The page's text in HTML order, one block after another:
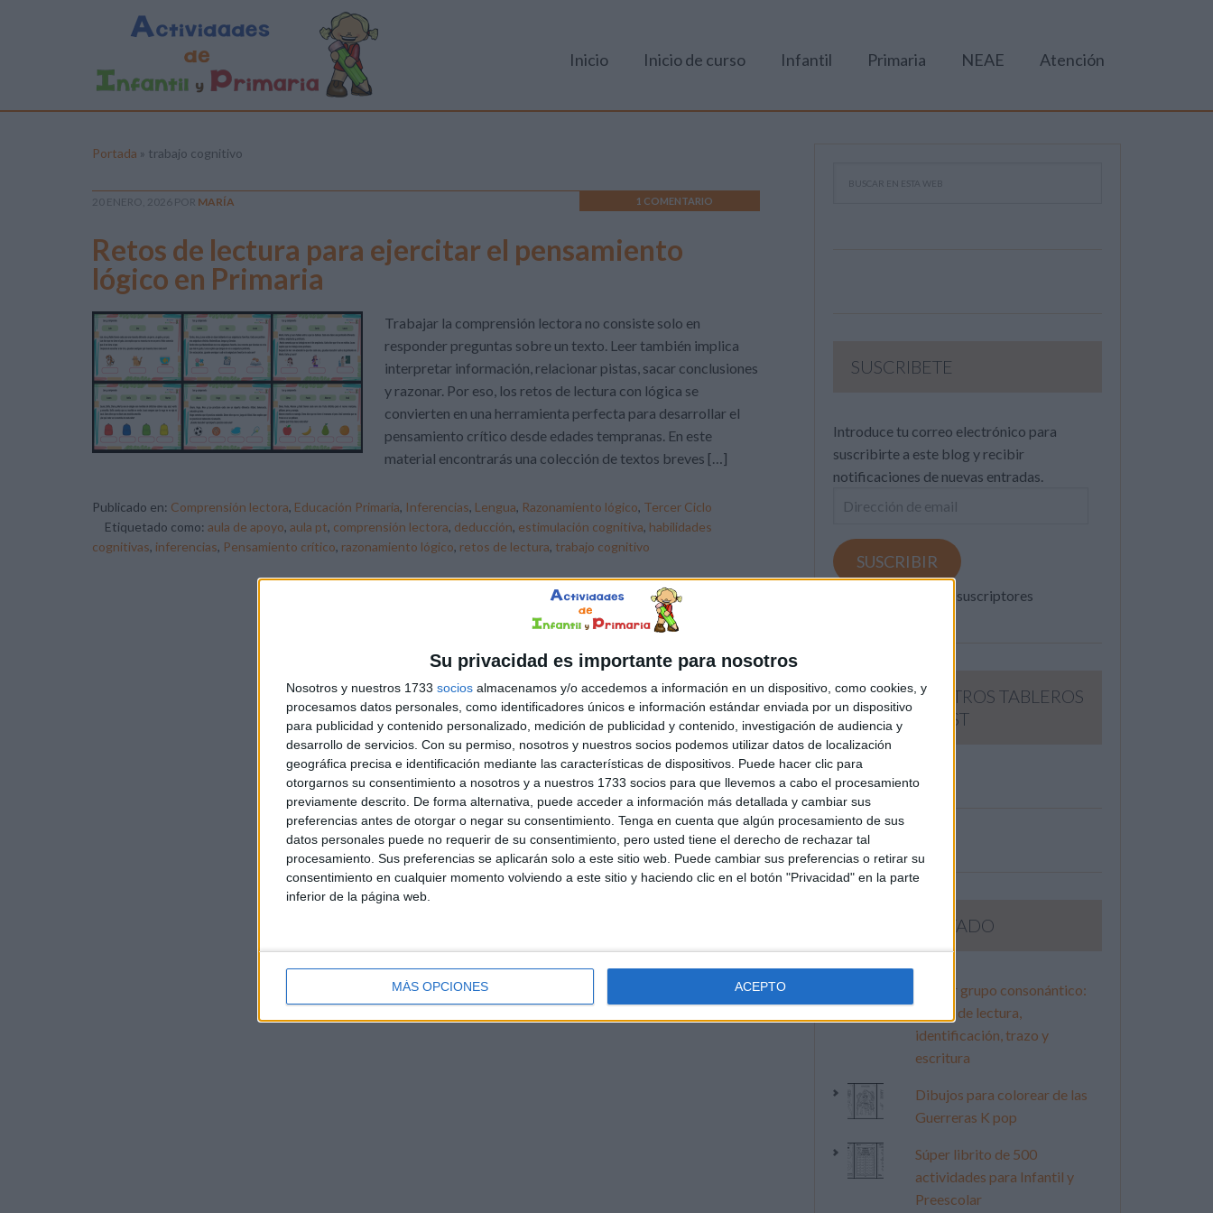
Su privacidad es importante para nosotros
Nosotros y nuestros 1733 socios almacenamos y/o accedemos a información en un dispositivo, como cookies, y
procesamos datos personales, como identificadores únicos e información estándar enviada por un dispositivo
para publicidad y contenido personalizado, medición de publicidad y contenido, investigación de audiencia y
desarrollo de servicios. Con su permiso, nosotros y nuestros socios podemos utilizar datos de localización
geográfica precisa e identificación mediante las características de dispositivos. Puede hacer clic para
otorgarnos su consentimiento a nosotros y a nuestros 1733 socios para que llevemos a cabo el procesamiento
previamente descrito. De forma alternativa, puede acceder a información más detallada y cambiar sus
preferencias antes de otorgar o negar su consentimiento. Tenga en cuenta que algún procesamiento de sus
datos personales puede no requerir de su consentimiento, pero usted tiene el derecho de rechazar tal
procesamiento. Sus preferencias se aplicarán solo a este sitio web. Puede cambiar sus preferencias o retirar su
consentimiento en cualquier momento volviendo a este sitio y haciendo clic en el botón "Privacidad" en la parte
inferior de la página web.
MÁS OPCIONES ACEPTO
Inicio Inicio de curso Infantil Primaria NEAE Atención
Portada » trabajo cognitivo
20 ENERO, 2026 POR MARÍA 1 COMENTARIO
Retos de lectura para ejercitar el pensamiento
lógico en Primaria
Trabajar la comprensión lectora no consiste solo en
responder preguntas sobre un texto. Leer también implica
interpretar información, relacionar pistas, sacar conclusiones
y razonar. Por eso, los retos de lectura con lógica se
convierten en una herramienta perfecta para desarrollar el
pensamiento crítico desde edades tempranas. En este
material encontrarás una colección de textos breves […]
Publicado en: Comprensión lectora, Educación Primaria, Inferencias, Lengua, Razonamiento lógico, Tercer Ciclo
Etiquetado como: aula de apoyo, aula pt, comprensión lectora, deducción, estimulación cognitiva, habilidades
cognitivas, inferencias, Pensamiento crítico, razonamiento lógico, retos de lectura, trabajo cognitivo
SUSCRIBETE
Introduce tu correo electrónico para
suscribirte a este blog y recibir
notificaciones de nuevas entradas.
Dirección
email
SUSCRIBIR
Únete a otros 371K suscriptores
SIGUE NUESTROS TABLEROS
EN PINTEREST
LO MÁS VISITADO
Primer grupo consonántico:
Fichas de lectura,
identificación, trazo y
escritura
Dibujos para colorear de las
Guerreras K pop
Súper librito de 500
actividades para Infantil y
Preescolar